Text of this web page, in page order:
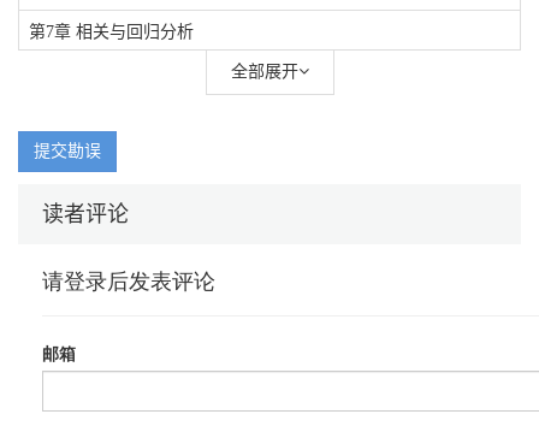
第7章 相关与回归分析
全部展开
提交勘误
读者评论